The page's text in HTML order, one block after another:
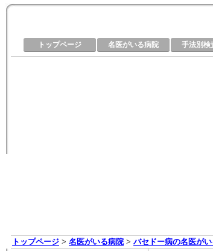
トップページ 名医がいる病院 手法別検
トップページ > 名医がいる病院 > バセドー病の名医が